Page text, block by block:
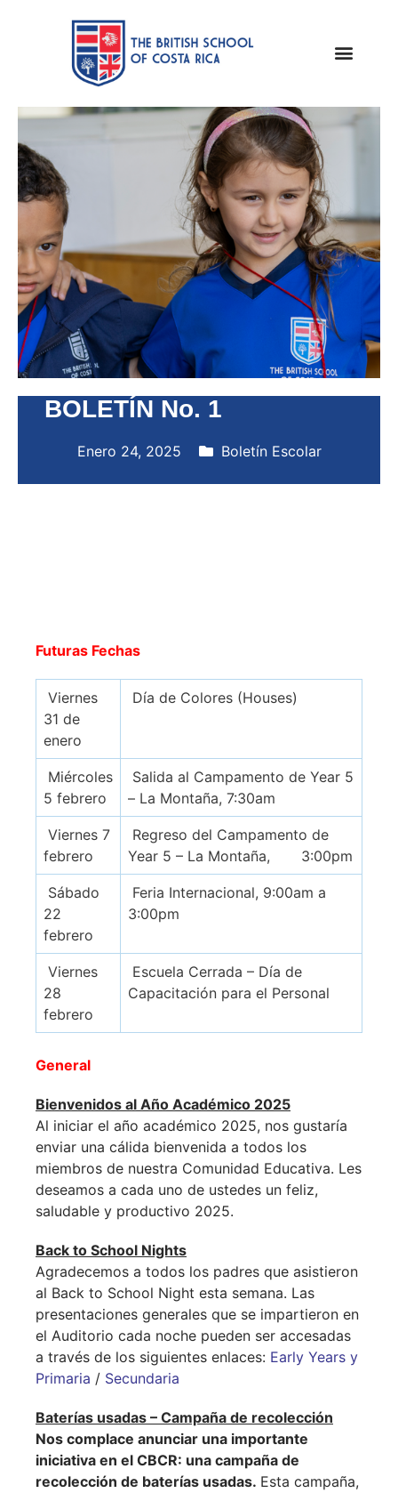
BOLETÍN No. 1
Enero 24, 2025 Boletín Escolar
Futuras Fechas
Viernes
31 de
enero
Día de Colores (Houses)
Miércoles
5 febrero
Salida al Campamento de Year 5
– La Montaña, 7:30am
Viernes 7
febrero
Regreso del Campamento de
Year 5 – La Montaña, 3:00pm
Sábado
22
febrero
Feria Internacional, 9:00am a
3:00pm
Viernes
28
febrero
Escuela Cerrada – Día de
Capacitación para el Personal
General
Bienvenidos al Año Académico 2025
Al iniciar el año académico 2025, nos gustaría
enviar una cálida bienvenida a todos los
miembros de nuestra Comunidad Educativa. Les
deseamos a cada uno de ustedes un feliz,
saludable y productivo 2025.
Back to School Nights
Agradecemos a todos los padres que asistieron
al Back to School Night esta semana. Las
presentaciones generales que se impartieron en
el Auditorio cada noche pueden ser accesadas
a través de los siguientes enlaces: Early Years y
Primaria / Secundaria
Baterías usadas – Campaña de recolección
Nos complace anunciar una importante
iniciativa en el CBCR: una campaña de
recolección de baterías usadas. Esta campaña,